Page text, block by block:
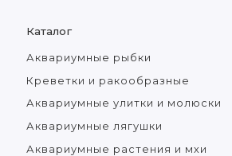
Каталог
Аквариумные рыбки
Креветки и ракообразные
Аквариумные улитки и молюски
Аквариумные лягушки
Аквариумные растения и мхи